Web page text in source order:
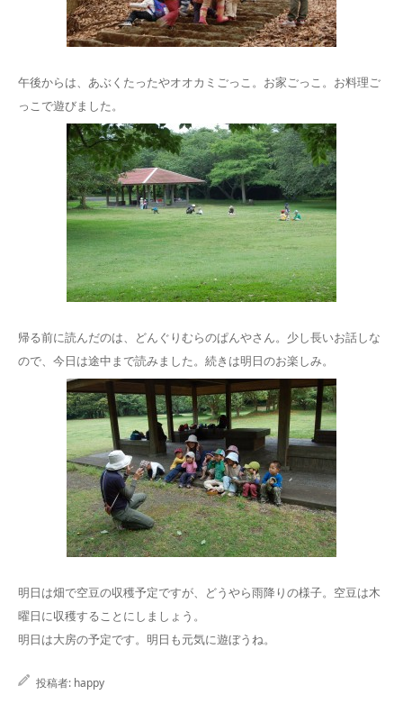
午後からは、あぶくたったやオオカミごっこ。お家ごっこ。お料理ご
っこで遊びました。
帰る前に読んだのは、どんぐりむらのぱんやさん。少し長いお話しな
ので、今日は途中まで読みました。続きは明日のお楽しみ。
明日は畑で空豆の収穫予定ですが、どうやら雨降りの様子。空豆は木
曜日に収穫することにしましょう。
明日は大房の予定です。明日も元気に遊ぼうね。
投稿者: happy